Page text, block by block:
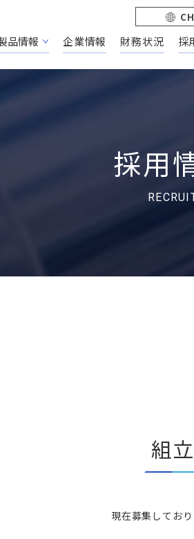
品情報 企業情報 財務状況 採
採用
組立
現在募集しており